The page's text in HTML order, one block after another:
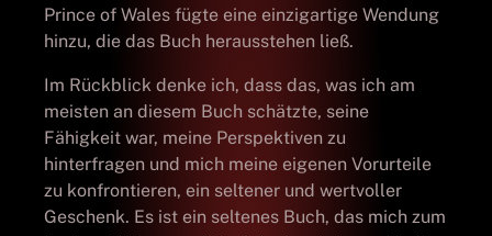
Prince of Wales fügte eine einzigartige Wendung
hinzu, die das Buch herausstehen ließ.
Im Rückblick denke ich, dass das, was ich am
meisten an diesem Buch schätzte, seine
Fähigkeit war, meine Perspektiven zu
hinterfragen und mich meine eigenen Vorurteile
zu konfrontieren, ein seltener und wertvoller
Geschenk. Es ist ein seltenes Buch, das mich zum